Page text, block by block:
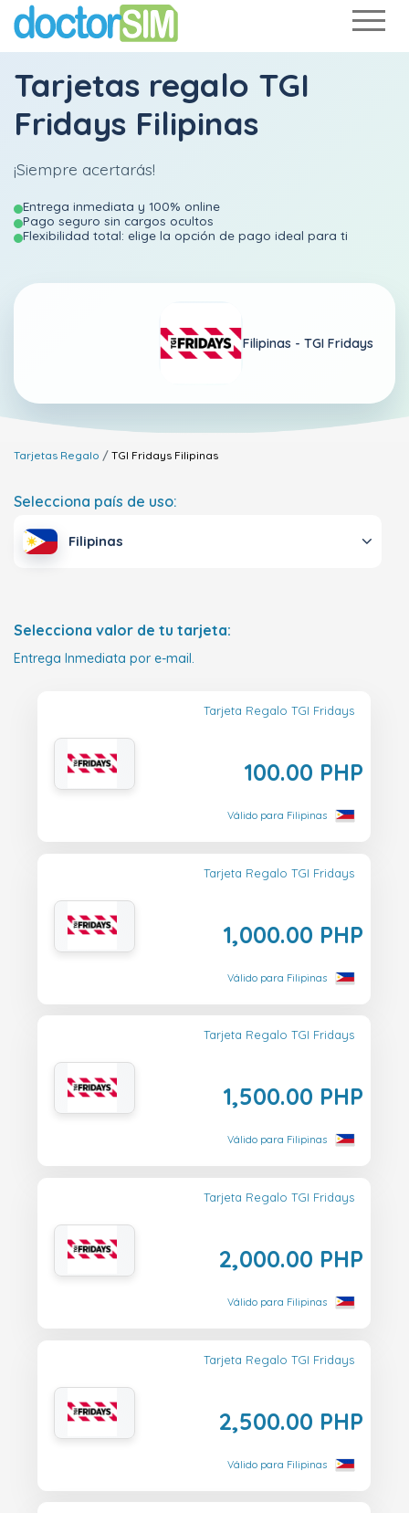
Tarjetas regalo TGI
Fridays Filipinas
¡Siempre acertarás!
Entrega inmediata y 100% online
Pago seguro sin cargos ocultos
Flexibilidad total: elige la opción de pago ideal para ti
Filipinas - TGI Fridays
Tarjetas Regalo TGI Fridays Filipinas
Selecciona país de uso:
Filipinas
Selecciona valor de tu tarjeta:
Entrega Inmediata por e-mail.
Tarjeta Regalo TGI Fridays
100.00 PHP
Válido para Filipinas
Tarjeta Regalo TGI Fridays
1,000.00 PHP
Válido para Filipinas
Tarjeta Regalo TGI Fridays
1,500.00 PHP
Válido para Filipinas
Tarjeta Regalo TGI Fridays
2,000.00 PHP
Válido para Filipinas
Tarjeta Regalo TGI Fridays
2,500.00 PHP
Válido para Filipinas